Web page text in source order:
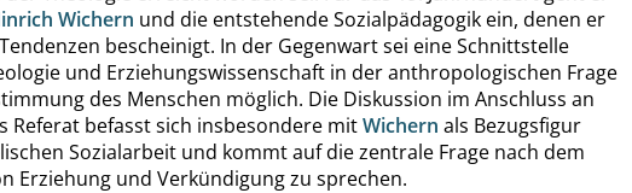
Wichern und die entstehende Sozialpädagogik ein, denen er
bescheinigt. In der Gegenwart sei eine Schnittstelle
und Erziehungswissenschaft in der anthropologischen Frage
des Menschen möglich. Die Diskussion im Anschluss an
Referat befasst sich insbesondere mitWichern als Bezugsfigur
Sozialarbeit und kommt auf die zentrale Frage nach dem
Erziehung und Verkündigung zu sprechen.